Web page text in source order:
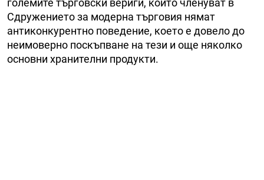
големите търговски вериги, които членуват в
Сдружението за модерна търговия нямат
антиконкурентно поведение, което е довело до
неимоверно поскъпване на тези и още няколко
основни хранителни продукти.